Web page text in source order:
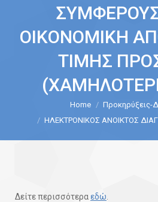
ΟΙΚΟΝΟΜΙΚΗ
ΤΙΜΗΣ
Home
Προκηρύξεις-
ΗΛΕΚΤΡΟΝΙΚΟΣ ΑΝΟΙΚΤΟΣ
Δείτε περισσότεραεδώ